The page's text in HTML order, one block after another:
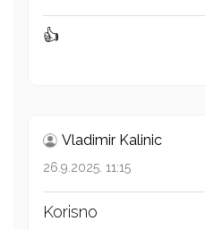
👍
Vladimir Kalinic
26.9.2025. 11:15
Korisno